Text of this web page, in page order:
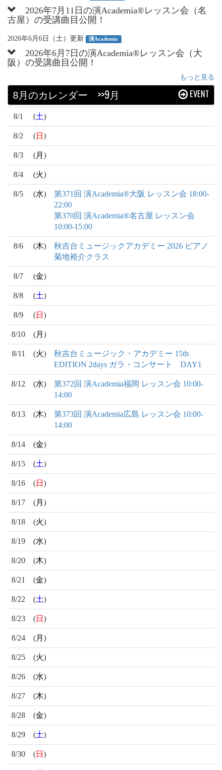
2026年7月11日の演Academia®︎レッスン会（名
古屋）の受講曲目公開！
2026年6月6日（土）更新 演Academia
2026年6月7日の演Academia®︎レッスン会（大
阪）の受講曲目公開！
もっと見る
8月のカレンダー >>9月 EVENT
8/1 (土)
8/2 (日 )
8/3 (月 )
8/4 (火)
8/5 (水)
第371回 演Academia®大阪 レッスン会 18:00-
22:00
第370回 演Academia®名古屋 レッスン会
10:00-15:00
8/6 (木)
秋吉台ミュージックアカデミー 2026 ピアノ
菊地裕介クラス
8/7 (金)
8/8 (土)
8/9 (日 )
8/10 (月 )
8/11 (火)
秋吉台ミュージック・アカデミー 15th
EDITION 2days ガラ・コンサート DAY1
8/12 (水)
第372回 演Academia福岡 レッスン会 10:00-
14:00
8/13 (木)
第373回 演Academia広島 レッスン会 10:00-
14:00
8/14 (金)
8/15 (土)
8/16 (日 )
8/17 (月 )
8/18 (火)
8/19 (水)
8/20 (木)
8/21 (金)
8/22 (土)
8/23 (日 )
8/24 (月 )
8/25 (火)
8/26 (水)
8/27 (木)
8/28 (金)
8/29 (土)
8/30 (日 )